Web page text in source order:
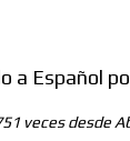
a Español
veces desde